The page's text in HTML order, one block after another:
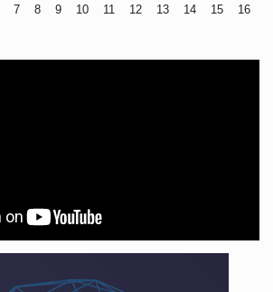
7 8 9 10 11 12 13 14 15
16